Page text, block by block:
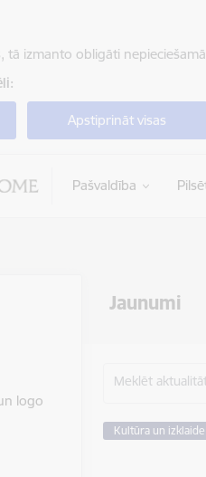
tā izmanto obligāti
Apstiprināt visas
Pašvaldība
Jaunumi
logo
Meklēt
Kultūra un izklaide